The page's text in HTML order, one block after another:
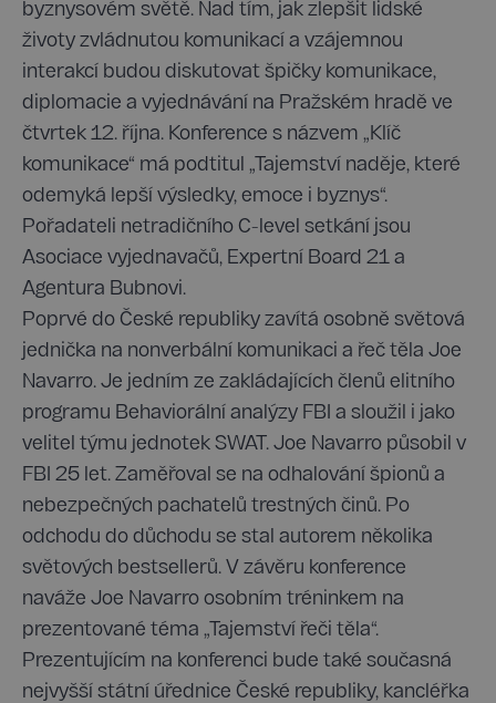
byznysovém světě. Nad tím, jak zlepšit lidské
životy zvládnutou komunikací a vzájemnou
interakcí budou diskutovat špičky komunikace,
diplomacie a vyjednávání na Pražském hradě ve
čtvrtek 12. října. Konference s názvem „Klíč
komunikace“ má podtitul „Tajemství naděje, které
odemyká lepší výsledky, emoce i byznys“.
Pořadateli netradičního C-level setkání jsou
Asociace vyjednavačů, Expertní Board 21 a
Agentura Bubnovi.
Poprvé do České republiky zavítá osobně světová
jednička na nonverbální komunikaci a řeč těla Joe
Navarro. Je jedním ze zakládajících členů elitního
programu Behaviorální analýzy FBI a sloužil i jako
velitel týmu jednotek SWAT. Joe Navarro působil v
FBI 25 let. Zaměřoval se na odhalování špionů a
nebezpečných pachatelů trestných činů. Po
odchodu do důchodu se stal autorem několika
světových bestsellerů. V závěru konference
naváže Joe Navarro osobním tréninkem na
prezentované téma „Tajemství řeči těla“.
Prezentujícím na konferenci bude také současná
nejvyšší státní úřednice České republiky, kancléřka